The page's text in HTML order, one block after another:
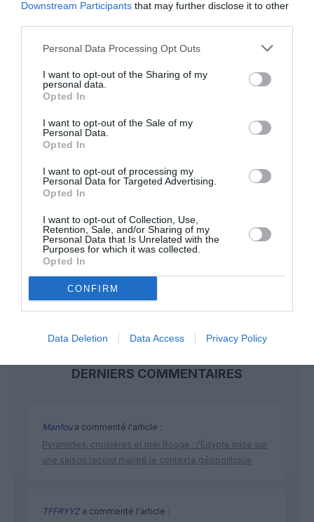
Downstream Participants that may further disclose it to other
Personal Data Processing Opt Outs
I want to opt-out of the Sharing of my
personal data.
Opted In
I want to opt-out of the Sale of my
Personal Data.
Opted In
I want to opt-out of processing my
Personal Data for Targeted Advertising.
Opted In
I want to opt-out of Collection, Use,
Retention, Sale, and/or Sharing of my
Personal Data that Is Unrelated with the
Purposes for which it was collected.
Opted In
CONFIRM
Data Deletion Data Access Privacy Policy
LAISSER UN COMMENTAIRE
FAIRE UN DON
Appel aux lecteurs !
Soutenez Air Journal participez
DERNIERS COMMENTAIRES
Manfoua commenté l'article :
Pyramides, croisières et mer Rouge : l’Égypte mise sur
une saison record malgré le contexte géopolitique
TFFRYYZa commenté l'article :